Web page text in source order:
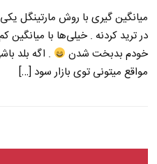
میانگین گیری با روش مارتینگل
در ترید کردنه . خیلی‌ها با
خودم بدبخت شدن
. اگه بلد
مواقع میتونی توی بازار سود […]